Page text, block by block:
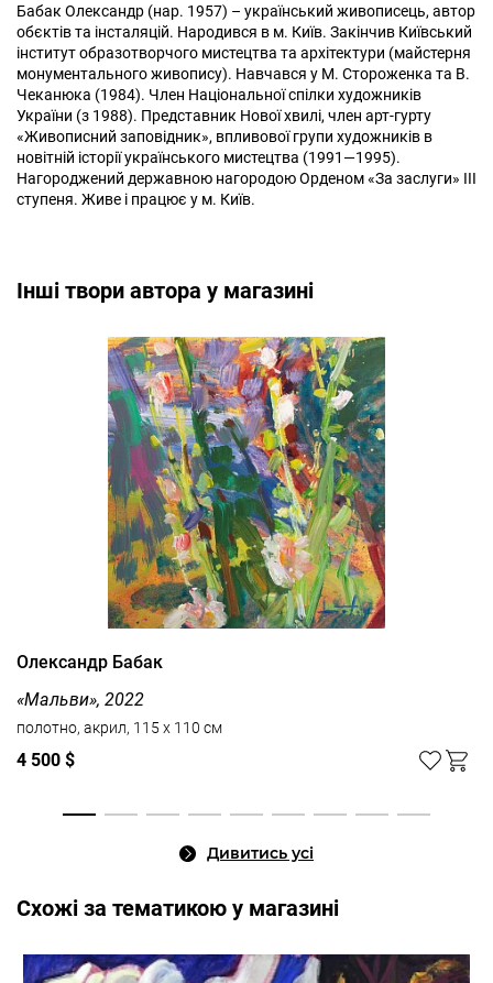
Бабак Олександр (нар. 1957) – український живописець, автор
обєктів та інсталяцій. Народився в м. Київ. Закінчив Київський
інститут образотворчого мистецтва та архітектури (майстерня
монументального живопису). Навчався у М. Стороженка та В.
Чеканюка (1984). Член Національної спілки художників
України (з 1988). Представник Нової хвилі, член арт-гурту
«Живописний заповідник», впливової групи художників в
новітній історії українського мистецтва (1991—1995).
Нагороджений державною нагородою Орденом «За заслуги» ІІІ
ступеня. Живе і працює у м. Київ.
Інші твори автора у магазині
Олександр Бабак
«Мальви», 2022
полотно, акрил, 115 x 110 см
4 500 $
Дивитись усі
Cхожі за тематикою у магазині